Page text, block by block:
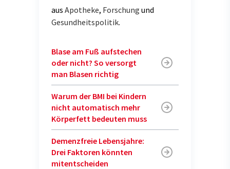
aus Apotheke, Forschung und
Gesundheitspolitik.
Blase am Fuß aufstechen
oder nicht? So versorgt
man Blasen richtig
Warum der BMI bei Kindern
nicht automatisch mehr
Körperfett bedeuten muss
Demenzfreie Lebensjahre:
Drei Faktoren könnten
mitentscheiden